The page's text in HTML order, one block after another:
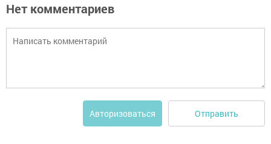
Нет комментариев
Авторизоваться Отправить